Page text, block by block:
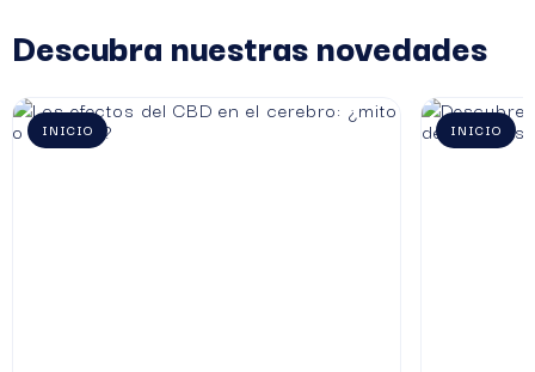
Descubra nuestras novedades
INICIO INICIO